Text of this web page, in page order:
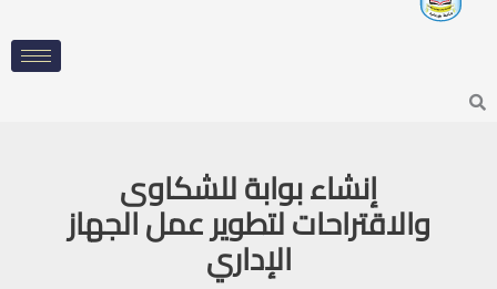
Search
إنشاء بوابة للشكاوى
والاقتراحات لتطوير عمل الجهاز
الإداري